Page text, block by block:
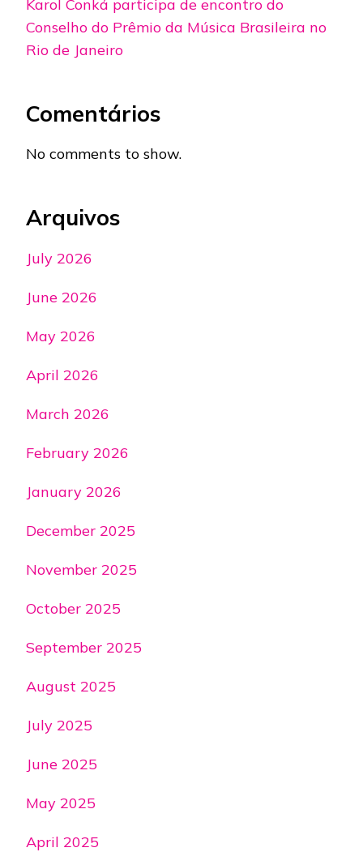
Karol Conká participa de encontro do
Conselho do Prêmio da Música Brasileira no
Rio de Janeiro
Comentários
No comments to show.
Arquivos
July 2026
June 2026
May 2026
April 2026
March 2026
February 2026
January 2026
December 2025
November 2025
October 2025
September 2025
August 2025
July 2025
June 2025
May 2025
April 2025